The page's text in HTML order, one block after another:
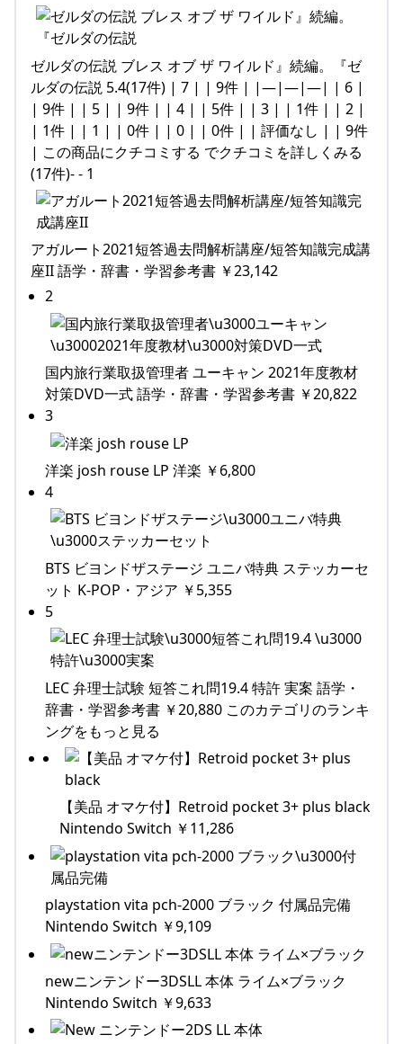
ゼルダの伝説 ブレス オブ ザ ワイルド』続編。『ゼ
ルダの伝説 5.4(17件) | 7 | | 9件 | |—|—|—| | 6 |
| 9件 | | 5 | | 9件 | | 4 | | 5件 | | 3 | | 1件 | | 2 |
| 1件 | | 1 | | 0件 | | 0 | | 0件 | | 評価なし | | 9件
| この商品にクチコミする でクチコミを詳しくみる
(17件)- - 1
アガルート2021短答過去問解析講座/短答知識完成講
座II 語学・辞書・学習参考書 ￥23,142
2
国内旅行業取扱管理者 ユーキャン 2021年度教材
対策DVD一式 語学・辞書・学習参考書 ￥20,822
3
洋楽 josh rouse LP 洋楽 ￥6,800
4
BTS ビヨンドザステージ ユニバ特典 ステッカーセ
ット K-POP・アジア ￥5,355
5
LEC 弁理士試験 短答これ問19.4 特許 実案 語学・
辞書・学習参考書 ￥20,880 このカテゴリのランキ
ングをもっと見る
【美品 オマケ付】Retroid pocket 3+ plus black
Nintendo Switch ￥11,286
playstation vita pch-2000 ブラック 付属品完備
Nintendo Switch ￥9,109
newニンテンドー3DSLL 本体 ライム×ブラック
Nintendo Switch ￥9,633